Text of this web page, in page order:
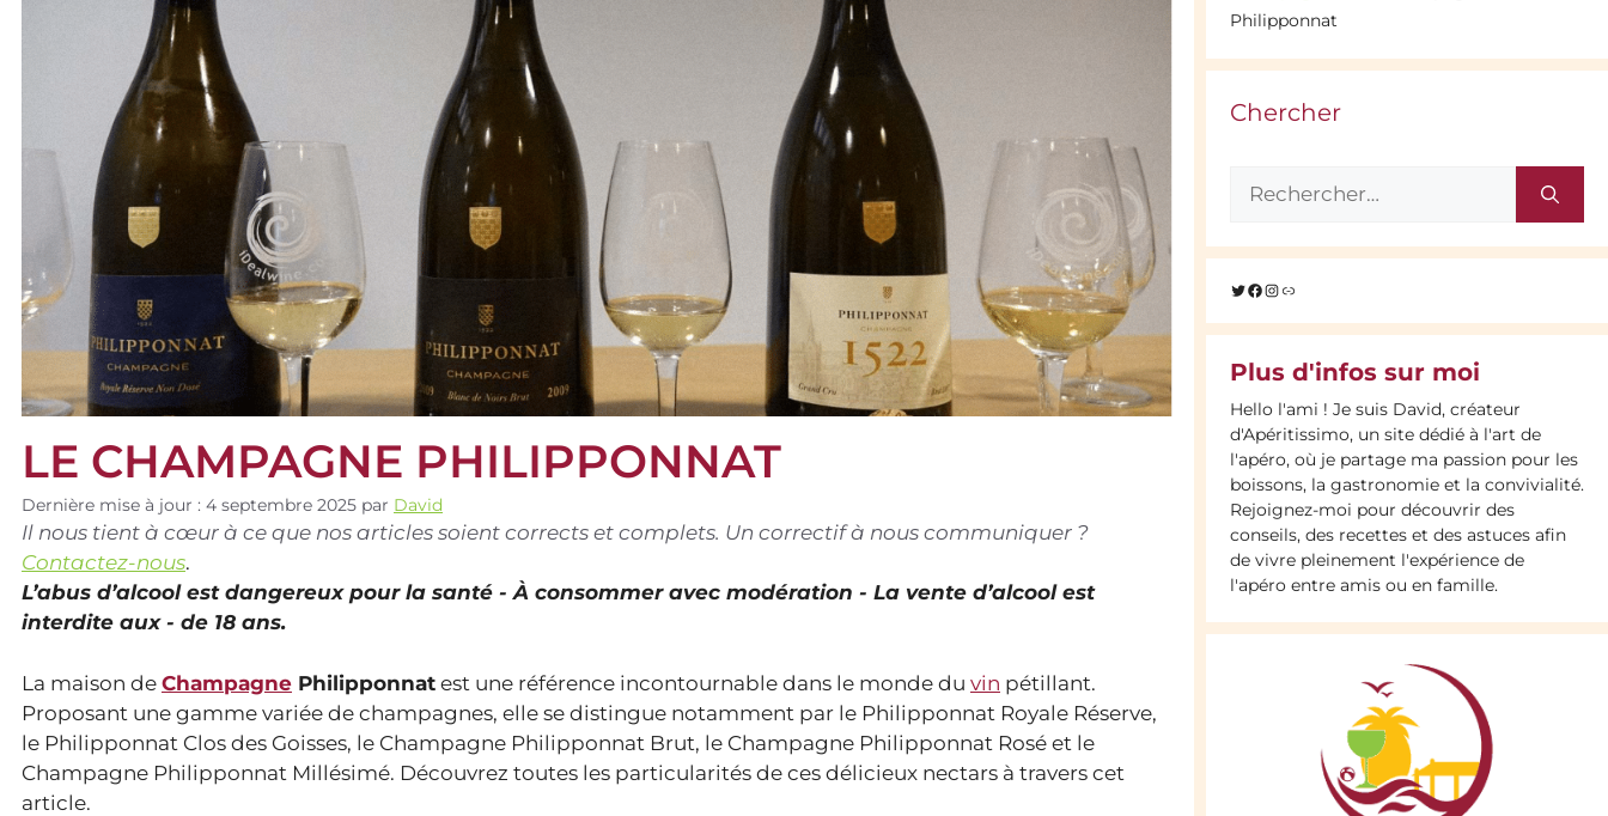
LE CHAMPAGNE PHILIPPONNAT
Dernière mise à jour : 4 septembre 2025 par David
Il nous tient à cœur à ce que nos articles soient corrects et complets. Un correctif à nous communiquer ?
Contactez-nous.
L’abus d’alcool est dangereux pour la santé - À consommer avec modération - La vente d’alcool est
interdite aux - de 18 ans.
La maison de Champagne Philipponnat est une référence incontournable dans le monde du vin pétillant.
Proposant une gamme variée de champagnes, elle se distingue notamment par le Philipponnat Royale Réserve,
le Philipponnat Clos des Goisses, le Champagne Philipponnat Brut, le Champagne Philipponnat Rosé et le
Champagne Philipponnat Millésimé. Découvrez toutes les particularités de ces délicieux nectars à travers cet
article.
Philipponnat
Chercher
Rechercher :
Twitter
Facebook
Instagram
Lien
Plus d'infos sur moi
Hello l'ami ! Je suis David, créateur
d'Apéritissimo, un site dédié à l'art de
l'apéro, où je partage ma passion pour les
boissons, la gastronomie et la convivialité.
Rejoignez-moi pour découvrir des
conseils, des recettes et des astuces afin
de vivre pleinement l'expérience de
l'apéro entre amis ou en famille.